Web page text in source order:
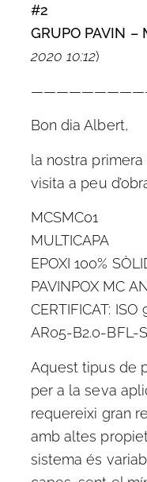
#2
GRUPO PAVIN –
2020 10:12)
Bon dia Albert,
la nostra
visita a peu
MCSMC01
MULTICAPA
EPOXI 100%
PAVINPOX MC
CERTIFICAT:
AR05-B2.0-BFL-
Aquest tipus de
per a la seva
requereixi gran
amb altes
sistema és